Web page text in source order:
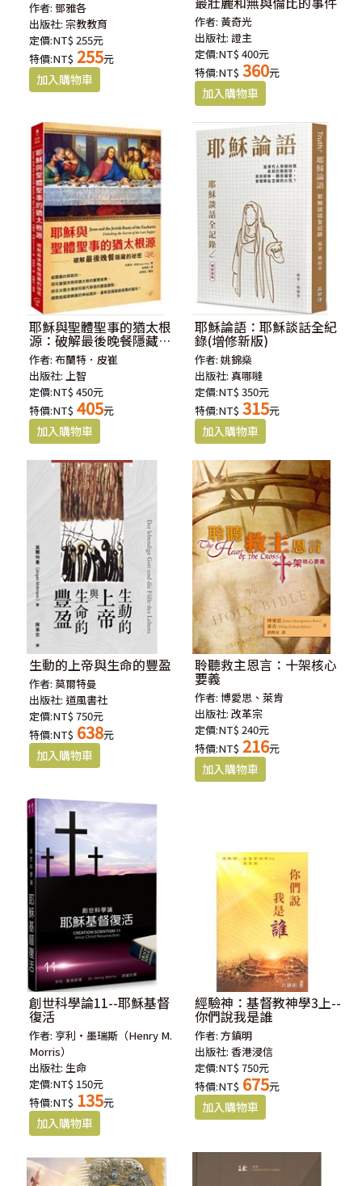
作者:鄧雅各
出版社:宗教教育
定價:NT$ 255元
特價:NT$ 255元
作者: 黃奇光
出版社:證主
定價:NT$ 400元
特價:NT$ 360元
耶穌與聖體聖事的猶太根
源：破解最後晚餐隱藏的
祕密
作者:布蘭特．皮崔
出版社:上智
定價:NT$ 450元
特價:NT$ 405元
耶穌論語：耶穌談話全紀
錄(增修新版)
作者:姚錦燊
出版社:真哪噠
定價:NT$ 350元
特價:NT$ 315元
生動的上帝與生命的豐盈
作者:莫爾特曼
出版社:道風書社
定價:NT$ 750元
特價:NT$ 638元
聆聽救主恩言：十架核心
要義
作者:博愛思、萊肯
出版社:改革宗
定價:NT$ 240元
特價:NT$ 216元
創世科學論11--耶穌基督
復活
作者: 亨利‧墨瑞斯（Henry M.
Morris）
出版社:生命
定價:NT$ 150元
特價:NT$ 135元
經驗神：基督教神學3上--
你們說我是誰
作者:方鎮明
出版社:香港浸信
定價:NT$ 750元
特價:NT$ 675元